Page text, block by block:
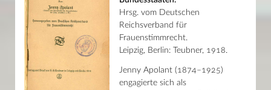
Das Kochbuch in Baden 1770–1950
Medienvielfalt von gestern bis morgen
Bella Bibliotheca
Welterfahrung und Innovation
Neue Fülle
Stadt und Schloss Karlsruhe vor 1945
Zwischen den Seiten
Karlsruher TulpenKULTur
Hrsg. vom Deutschen
Reichsverband für
Frauenstimmrecht.
Leipzig, Berlin: Teubner, 1918.
Jenny Apolant (1874–1925)
engagierte sich als